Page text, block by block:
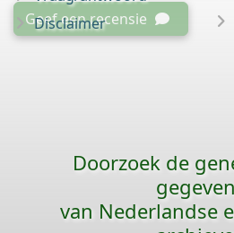
Geef een recensie
Disclaimer
Doorzoek de
van Nederlandse